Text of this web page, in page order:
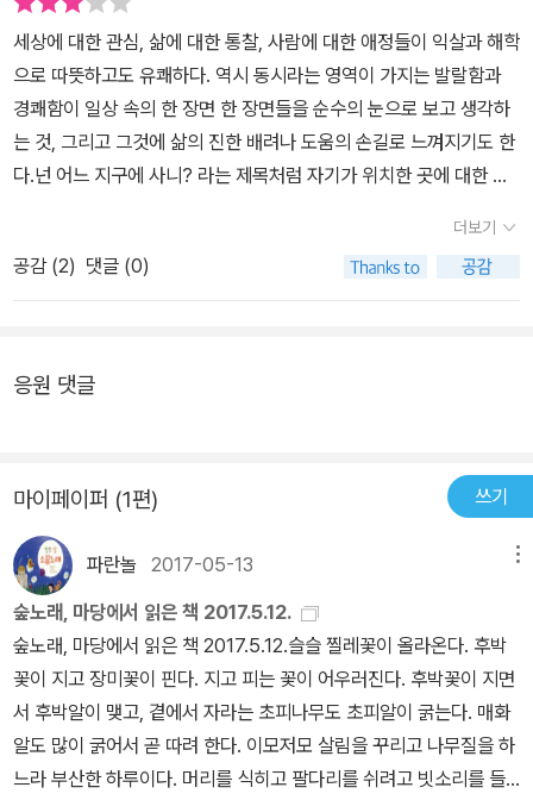
거야. 넌 그 많은 지구 중에 어느 지구에 살아? -「넌 어느 지구에 사
니?」 전문 저마다 다른 삶의 세목을 담은 동시들 조금만 세상을 눈여
겨본다면/ 어디서든 신 어벤저스가/ 촬영 중이라는 걸 알 수 있지./ 쌀
자루 같은 건 거뜬히 들어 올리는 헐크,/ 차 똥구멍까지 꼼꼼하게 살
피는/ 아이언맨 정비소 아저씨,/ 휭 하고 집과 집 사이를 날아다니는/
스파이더맨 택배 아저씨도 있지. -「신 어벤저스」 부분 조금만 세상을
다. 새벽마다 걱정 한 짐 둘러메고 읍내 장에 나타나는 할머니들(「달
매들(「안테나」), 가족들과 소원해진 도시인의 삶(「지금 내 앞으로 온
않고 다만 그들을 눈여겨보며 획득한 구체성으로 기록해 담았다. 그
들의 이야기는 감동적인 다큐멘터리가 되고, 익살이 넘치는 희극이
되고, 사회현상에 대한 풍자극이 되기도 하면서 한 권의 동시집 안에
서 이웃되어 함께 어울려 있다. 서로 무관한 듯 보이지만 실은 긴밀히
연결되어 있는 지구상의 모든 삶처럼 말이다. “동시를 즐기게 되면서
비로소 ‘이건 나만의 목소리’라고 느꼈다.” _박해정 2015년 『동시마
중』 5·6월호를 통해 등단한 시인에게 문학동네동시문학상 대상은 등
단 6개월 만의 쾌거다. 시인은 대학에서 문예창작을 공부하고 오랜
시간 시를 써 왔다. 신춘문예 소설 부문에도 도전한 경험이 있었다. 그
러나 시도 소설도 자신의 목소리처럼 느껴지질 않더라고 했다. 아이
6)를 읽습니다. 이 동시집은 우리가 사는 별을 이야기하고, 우리가 사
는 마을을 이야기합니다. 우리가 사는 집을 이야기하며, 아이들이 다
니는 학교를 이야기해요. 하나하나 짚어 볼까 싶어요. 우리는 지구라
는 별에 살까요, 아니면 지구라는 별을 느끼지도 못한 채 살까요? 우
리는 우리 마을을 날마다 살갗으로 느끼면서 살까요, 아니면 마을 얼
거리는 거의 바라볼 수 없을 만큼 바쁘게 살까요? 우리는 집안일을
함께 하거나 집살림을 같이 맡으면서 즐거운 하루일까요, 아니면 어
느 한 사람이 도맡는 집안일이거나 집살림일까요? 아이들이 다니는
팽개치고 간 것 (호미와 할머니) 아이한테 넌지시 물어봅니다. 아이
은 아이를 어떻게 바라보면서 돌보는 마음일까요. 아이는 어른을 어
떻게 마주하면서 자라는 마음일까요. 어른은 아이를 어떻게 가르치고
이끌어서 앞으로 어떤 어른이 되기를 바라는 마음일까요. 아이는 어
른 곁에서 무엇을 보고 듣고 배우고 받아들이면서 어떤 어른으로 크
자는 마음일까요. 오늘날 거의 모든 아이들은 호미를 안 만지지 싶습
니다. 어쩌면 어느 아이는 호미가 어떻게 생겼는지 모를 수 있어요. 옛
말 가운데 “낫 놓고 기역 자도 모른다”가 있어요. 그런데 말이지요, 오
늘날 아이들은 낫을 본 적이 없는 나머지, 코앞에 누가 낫을 들었어도
손에 뭘 쥐었는지 모를 만합니다. 자동차를 보면 어느 회사에서 만들
었는지 곧장 알아내더라도, 호미나 낫이나 쟁기나 가래나 보습을 보
세상에 대한 관심, 삶에 대한 통찰, 사람에 대한 애정들이 익살과 해학
으로 따뜻하고도 유쾌하다. 역시 동시라는 영역이 가지는 발랄함과
경쾌함이 일상 속의 한 장면 한 장면들을 순수의 눈으로 보고 생각하
는 것, 그리고 그것에 삶의 진한 배려나 도움의 손길로 느껴지기도 한
다.넌 어느 지구에 사니? 라는 제목처럼 자기가 위치한 곳에 대한 관
더보기
공감 (2) 댓글 (0)
응원 댓글
마이페이퍼 (1편) 쓰기
파란놀 2017-05-13
숲노래, 마당에서 읽은 책 2017.5.12.
숲노래, 마당에서 읽은 책 2017.5.12.슬슬 찔레꽃이 올라온다. 후박
꽃이 지고 장미꽃이 핀다. 지고 피는 꽃이 어우러진다. 후박꽃이 지면
서 후박알이 맺고, 곁에서 자라는 초피나무도 초피알이 굵는다. 매화
알도 많이 굵어서 곧 따려 한다. 이모저모 살림을 꾸리고 나무질을 하
느라 부산한 하루이다. 머리를 식히고 팔다리를 쉬려고 빗소리를 들